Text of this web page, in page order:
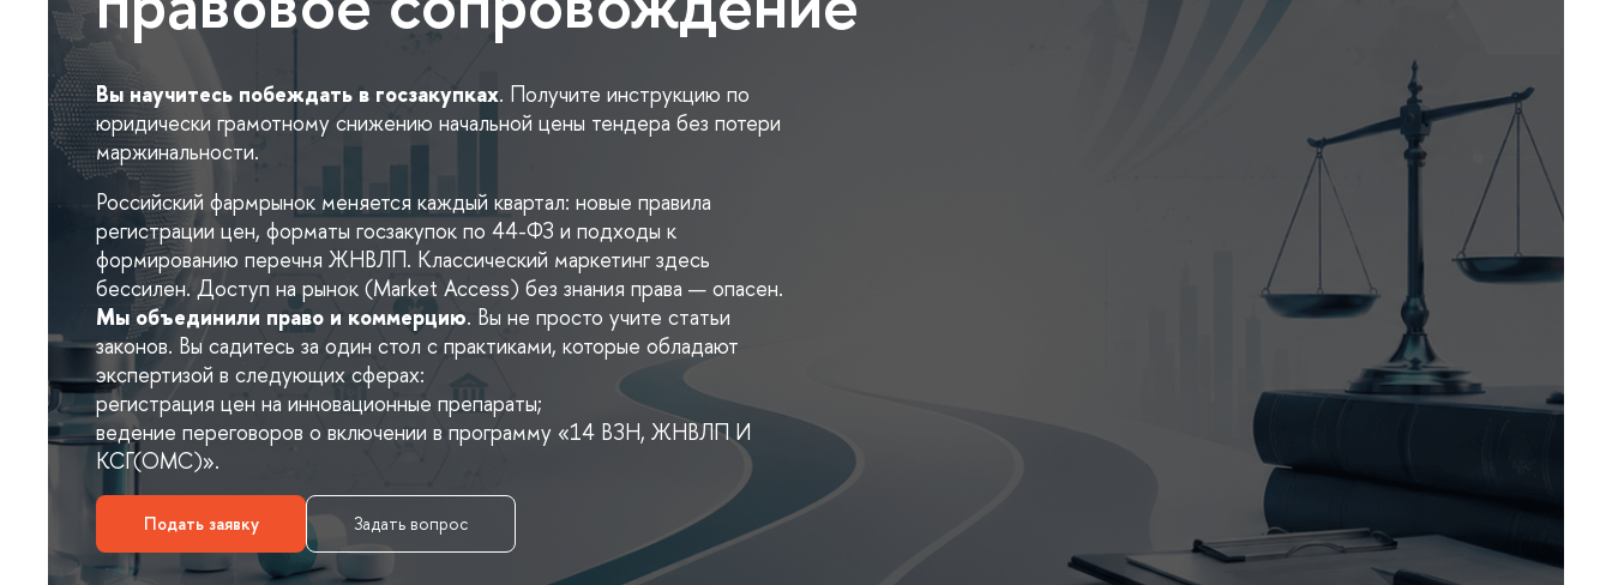
ы научитесь побеждать в госзакупках. Получите инструкцию по
юридически грамотному снижению начальной цены тендера без потери
маржинальности.
Российский фармрынок меняется каждый квартал: новые правила
регистрации цен, форматы госзакупок по 44-ФЗ и подходы к
формированию перечня ЖНВЛП. Классический маркетинг здесь
ессилен. Доступ на рынок (Market Access) без знания права — опасен.
Мы объединили право и коммерцию. Вы не просто учите статьи
законов. Вы садитесь за один стол с практиками, которые обладают
экспертизой в следующих сферах:
регистрация цен на инновационные препараты;
едение переговоров о включении в программу «14 ВЗН, ЖНВЛП И
КСГ(ОМС)».
Подать заявку Задать вопрос